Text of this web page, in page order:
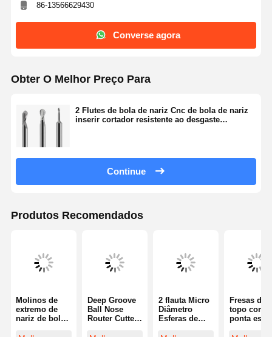
86-13566629430
Converse agora
Obter O Melhor Preço Para
2 Flutes de bola de nariz Cnc de bola de nariz
inserir cortador resistente ao desgaste
Continue
Produtos Recomendados
Molinos de
extremo de
nariz de bola
Deep Groove
Ball Nose
Router Cutter
2 flauta Micro
Diâmetro
Esferas de
Fresas de
topo com
ponta